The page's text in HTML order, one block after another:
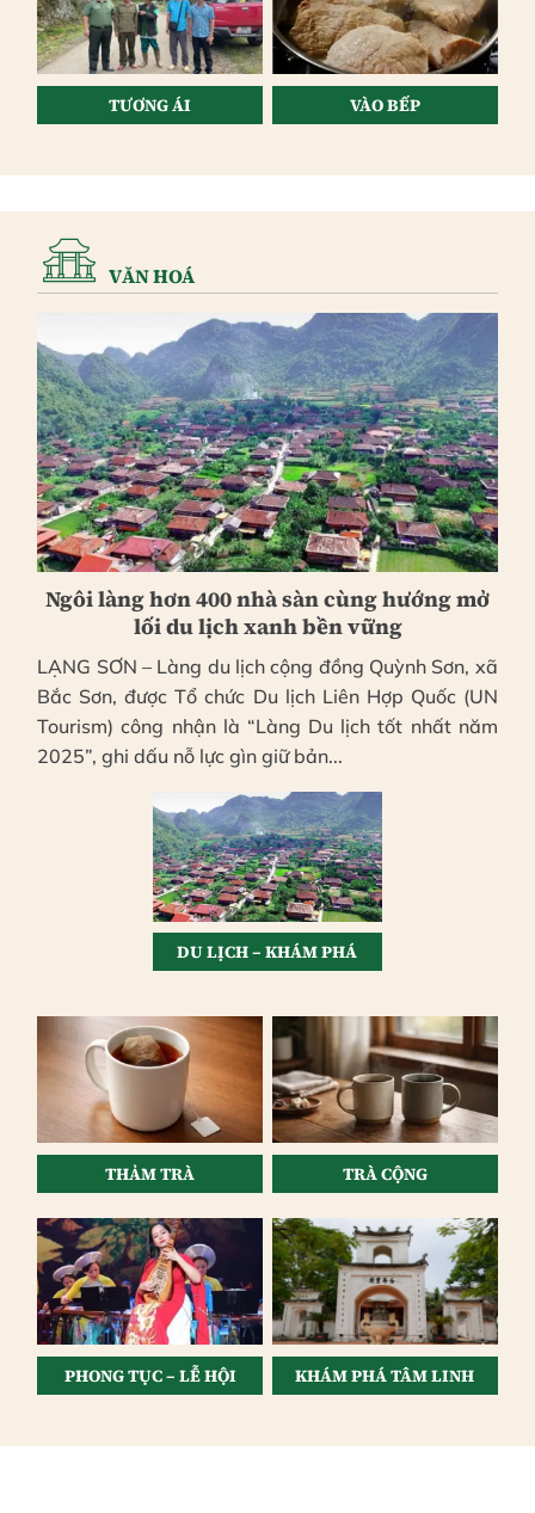
TƯƠNG ÁI VÀO BẾP
VĂN HOÁ
Ngôi làng hơn 400 nhà sàn cùng hướng mở
lối du lịch xanh bền vững
LẠNG SƠN – Làng du lịch cộng đồng Quỳnh Sơn, xã
Bắc Sơn, được Tổ chức Du lịch Liên Hợp Quốc (UN
Tourism) công nhận là “Làng Du lịch tốt nhất năm
2025”, ghi dấu nỗ lực gìn giữ bản...
DU LỊCH – KHÁM PHÁ
THẢM TRÀ
PHONG TỤC – LỄ HỘI
TRÀ CỘNG
KHÁM PHÁ TÂM LINH